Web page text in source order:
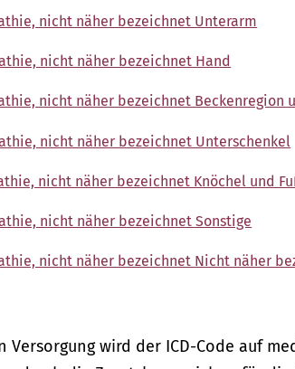
nicht näher bezeichnet Unterarm
nicht näher bezeichnet Hand
nicht näher bezeichnet Beckenregion
nicht näher bezeichnet Unterschenkel
nicht näher bezeichnet Knöchel und
nicht näher bezeichnet Sonstige
nicht näher bezeichnet Nicht näher
Versorgung wird der ICD-Code auf